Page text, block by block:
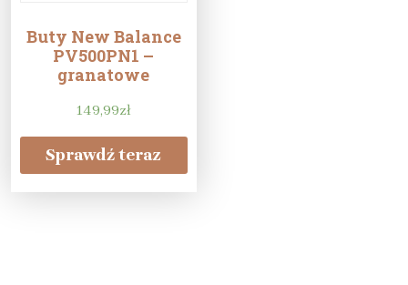
Buty New Balance
PV500PN1 –
granatowe
149,99zł
Sprawdź teraz